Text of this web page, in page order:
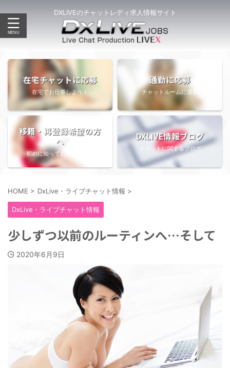
DXLIVEのチャットレディ求人情報サイト
在宅チャットに応募
在宅でお仕事しよう！
通勤に応募
チャットルームに通勤
移籍・再登録希望の方
へ
初めに知っておきたい情報
DXLIVE情報ブログ
チャットに関するブログ
HOME > DxLive・ライブチャット情報 >
DxLive・ライブチャット情報
少しずつ以前のルーティンへ…そして
2020年6月9日